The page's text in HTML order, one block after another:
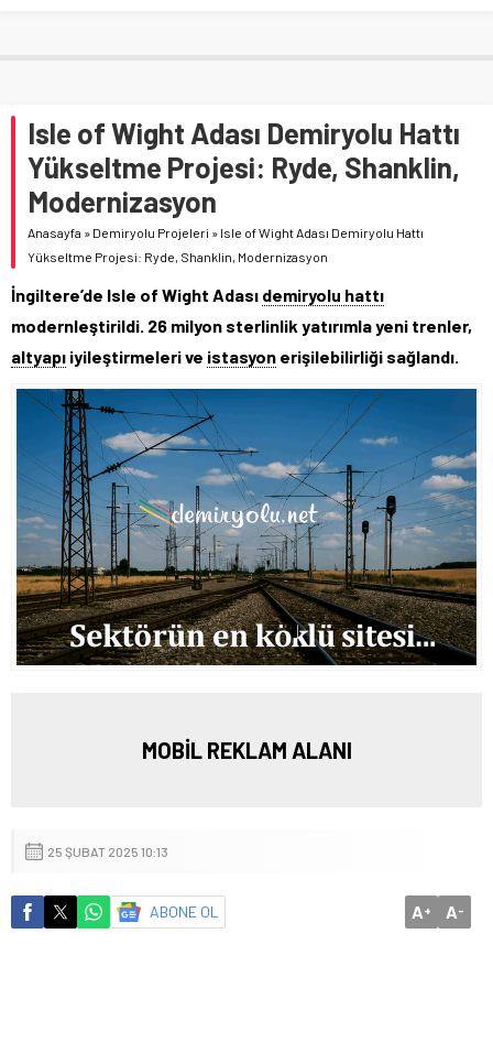
Isle of Wight Adası Demiryolu Hattı
Yükseltme Projesi: Ryde, Shanklin,
Modernizasyon
Anasayfa » Demiryolu Projeleri » Isle of Wight Adası Demiryolu Hattı
Yükseltme Projesi: Ryde, Shanklin, Modernizasyon
İngiltere’de Isle of Wight Adası demiryolu hattı
modernleştirildi. 26 milyon sterlinlik yatırımla yeni trenler,
altyapı iyileştirmeleri ve istasyon erişilebilirliği sağlandı.
MOBİL REKLAM ALANI
25 ŞUBAT 2025 10:13
ABONE OL A+ A-